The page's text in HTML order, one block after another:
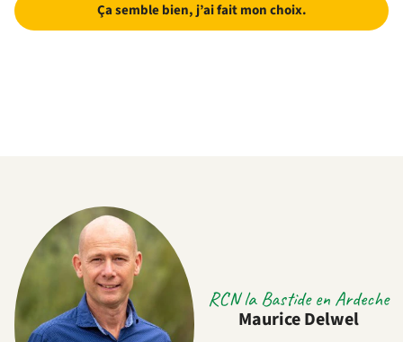
Ça semble bien, j’ai fait mon choix.
RCN la Bastide en Ardeche
Maurice Delwel